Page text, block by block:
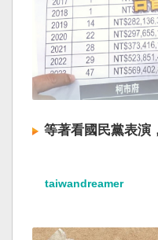
等著看國民黨表演
taiwandreamer